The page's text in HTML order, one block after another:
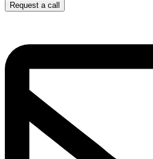
Request a call